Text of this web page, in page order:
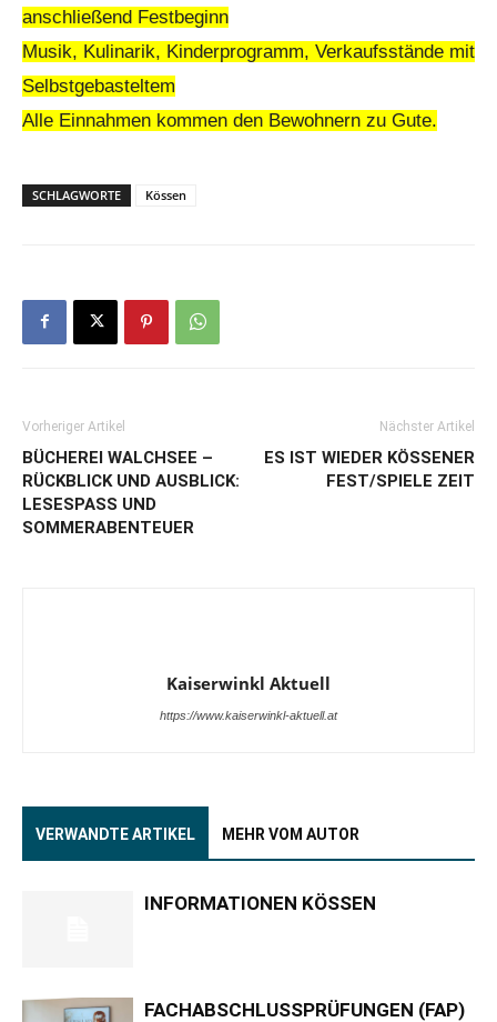
anschließend Festbeginn
Musik, Kulinarik, Kinderprogramm, Verkaufsstände mit
Selbstgebasteltem
Alle Einnahmen kommen den Bewohnern zu Gute.
SCHLAGWORTE Kössen
Vorheriger Artikel
BÜCHEREI WALCHSEE –
RÜCKBLICK UND AUSBLICK:
LESESPASS UND S
OMMERABENTEUER
Nächster Artikel
ES IST WIEDER KÖSSENER
FEST/SPIELE ZEIT
Kaiserwinkl Aktuell
https://www.kaiserwinkl-aktuell.at
VERWANDTE ARTIKEL MEHR VOM AUTOR
INFORMATIONEN KÖSSEN
FACHABSCHLUSSPRÜFUNGEN (FAP)